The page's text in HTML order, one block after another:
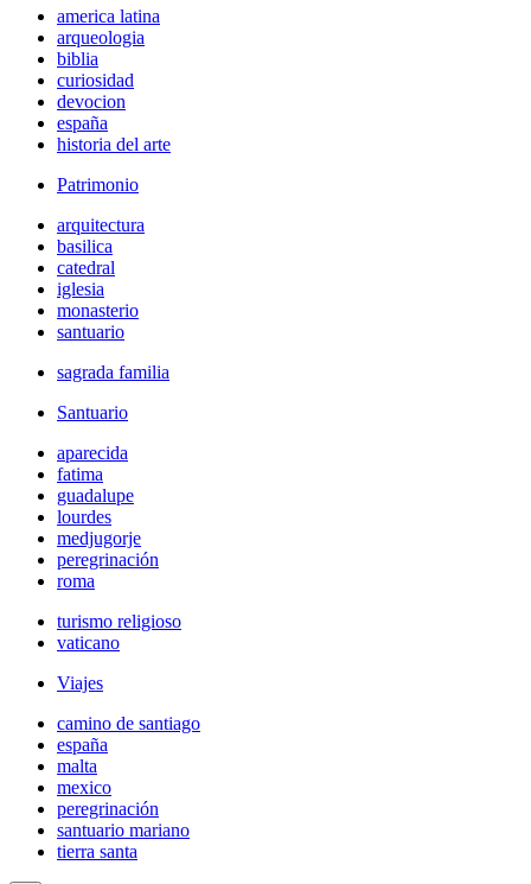
america latina
arqueologia
biblia
curiosidad
devocion
españa
historia del arte
Patrimonio
arquitectura
basilica
catedral
iglesia
monasterio
santuario
sagrada familia
Santuario
aparecida
fatima
guadalupe
lourdes
medjugorje
peregrinación
roma
turismo religioso
vaticano
Viajes
camino de santiago
españa
malta
mexico
peregrinación
santuario mariano
tierra santa